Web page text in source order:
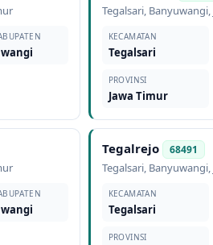
Tegalsari, Banyuwangi,
KECAMATAN
Tegalsari
PROVINSI
Jawa Timur
Tegalrejo 68491
Tegalsari, Banyuwangi,
KECAMATAN
Tegalsari
PROVINSI